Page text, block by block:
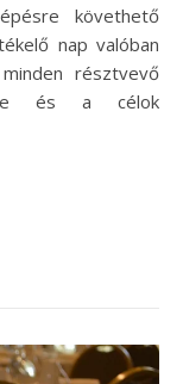
követhető
nap valóban
résztvevő
és a célok